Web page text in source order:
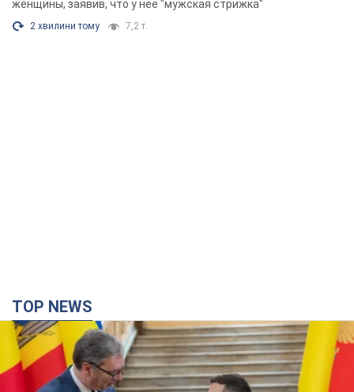
женщины, заявив, что у нее "мужская стрижка"
2 хвилини тому 7,2 т.
TOP NEWS